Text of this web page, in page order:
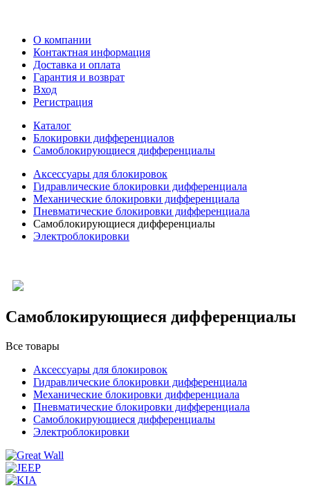
О компании
Контактная информация
Доставка и оплата
Гарантия и возврат
Вход
Регистрация
Каталог
Блокировки дифференциалов
Самоблокирующиеся дифференциалы
Аксессуары для блокировок
Гидравлические блокировки дифференциала
Механические блокировки дифференциала
Пневматические блокировки дифференциала
Самоблокирующиеся дифференциалы
Электроблокировки
Самоблокирующиеся дифференциалы
Все товары
Аксессуары для блокировок
Гидравлические блокировки дифференциала
Механические блокировки дифференциала
Пневматические блокировки дифференциала
Самоблокирующиеся дифференциалы
Электроблокировки